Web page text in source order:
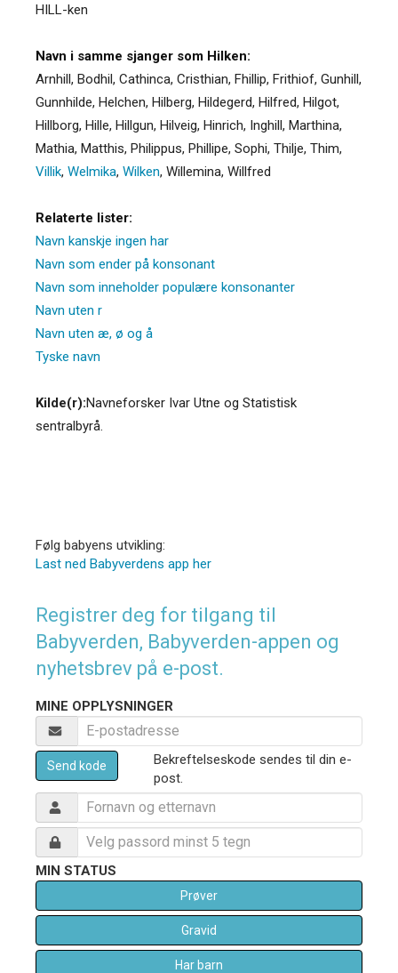
HILL-ken
Navn i samme sjanger som Hilken:
Arnhill, Bodhil, Cathinca, Cristhian, Fhillip, Frithiof, Gunhill,
Gunnhilde, Helchen, Hilberg, Hildegerd, Hilfred, Hilgot,
Hillborg, Hille, Hillgun, Hilveig, Hinrich, Inghill, Marthina,
Mathia, Matthis, Philippus, Phillipe, Sophi, Thilje, Thim,
Villik, Welmika, Wilken, Willemina, Willfred
Relaterte lister:
Navn kanskje ingen har
Navn som ender på konsonant
Navn som inneholder populære konsonanter
Navn uten r
Navn uten æ, ø og å
Tyske navn
Kilde(r):Navneforsker Ivar Utne og Statistisk
sentralbyrå.
Følg babyens utvikling:
Last ned Babyverdens app her
Registrer deg for tilgang til
Babyverden, Babyverden-appen og
nyhetsbrev på e-post.
MINE OPPLYSNINGER
Send kode
Bekreftelseskode sendes til din e-
post.
MIN STATUS
Prøver
Gravid
Har barn